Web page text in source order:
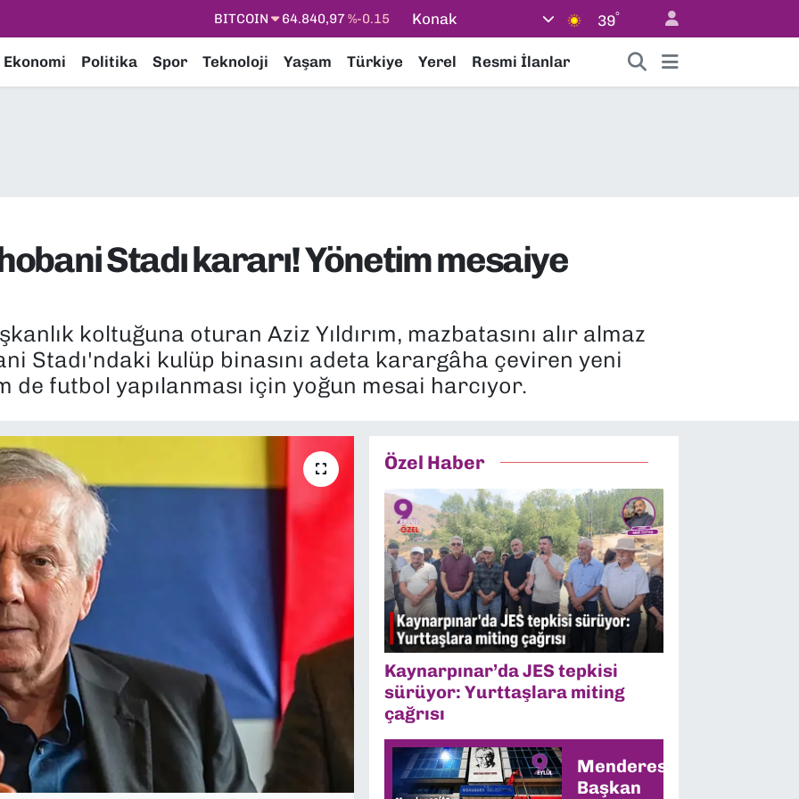
DOLAR 47,7436%0.18
STERLİN
64,4811%0.38
Konak 39°
Ekonomi Politika Spor Teknoloji Yaşam Türkiye Yerel Resmi İlanlar
Stadı kararı! Yönetim mesaiye
koltuğuna oturan Aziz Yıldırım, mazbatasını alır almaz
Stadı'ndaki kulüp binasını adeta karargâha çeviren yeni
de futbol yapılanması için yoğun mesai harcıyor.
Özel Haber
Kaynarpınar’da JES tepkisi
sürüyor: Yurttaşlara miting
çağrısı
Menderes’te
Başkan